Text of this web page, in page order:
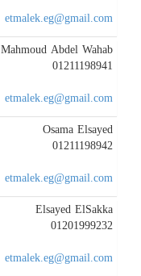
etmalek.eg@gmail.com
Mahmoud Abdel Wahab
01211198941
etmalek.eg@gmail.com
Osama Elsayed
01211198942
etmalek.eg@gmail.com
Elsayed ElSakka
01201999232
etmalek.eg@gmail.com